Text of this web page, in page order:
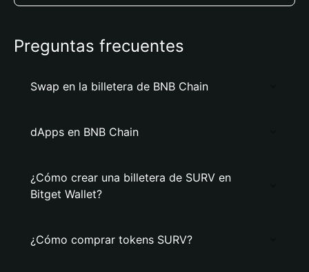
Preguntas frecuentes
Swap en la billetera de BNB Chain
dApps en BNB Chain
¿Cómo crear una billetera de SURV en
Bitget Wallet?
¿Cómo comprar tokens SURV?